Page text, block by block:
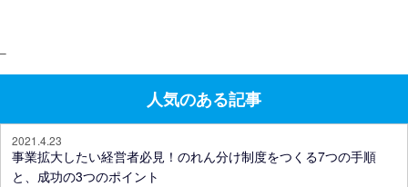
–
人気のある記事
2021.4.23
事業拡大したい経営者必見！のれん分け制度をつくる7つの手順
と、成功の3つのポイント